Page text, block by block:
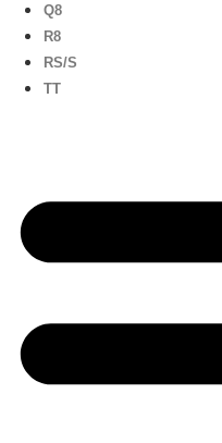
Q8
R8
RS/S
TT